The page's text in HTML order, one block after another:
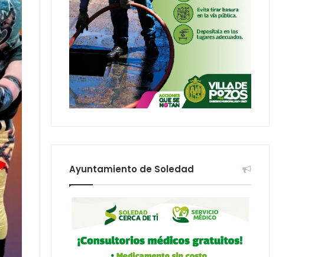
Ayuntamiento de Soledad